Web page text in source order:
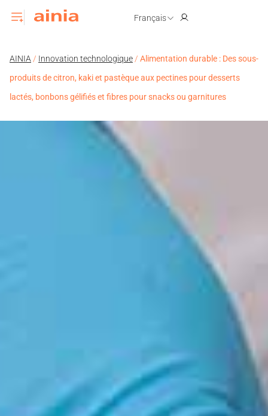
Français
AINIA / Innovation technologique / Alimentation durable : Des sous-
produits de citron, kaki et pastèque aux pectines pour desserts
lactés, bonbons gélifiés et fibres pour snacks ou garnitures